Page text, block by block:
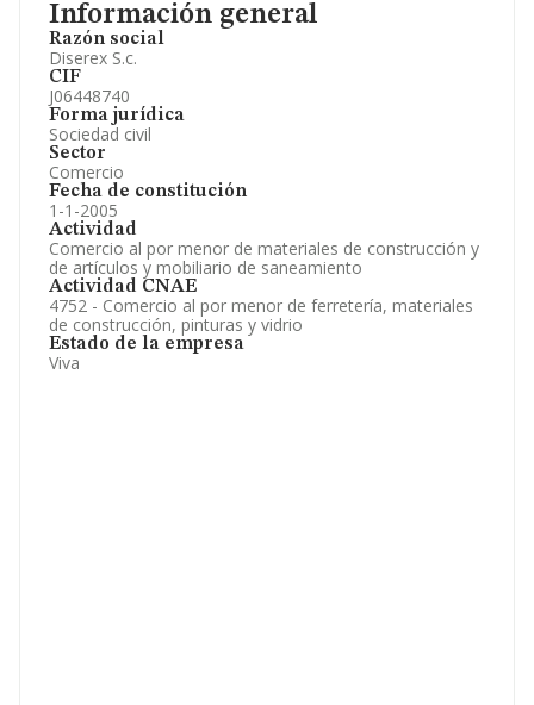
Información general
Razón social
Diserex S.c.
CIF
J06448740
Forma jurídica
Sociedad civil
Sector
Comercio
Fecha de constitución
1-1-2005
Actividad
Comercio al por menor de materiales de construcción y
de artículos y mobiliario de saneamiento
Actividad CNAE
4752 - Comercio al por menor de ferretería, materiales
de construcción, pinturas y vidrio
Estado de la empresa
Viva